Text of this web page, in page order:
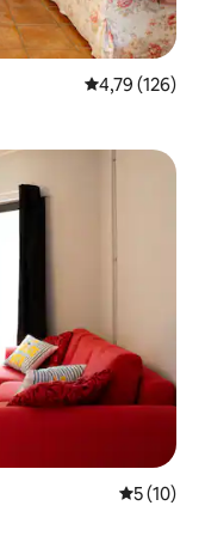
Priemerné
4,79 (126)
5 (10)